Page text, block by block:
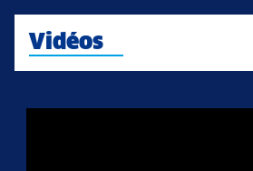
Vidéos